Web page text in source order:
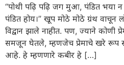
“पोथी पढ़ि पढ़ि जग मुआ, पंडित भया
पंडित होय।” खूप मोठे मोठे ग्रंथ
विद्वान झाले नाहीत. पण, ज्याने कोणी
समजून घेतले, म्हणजेच प्रेमाचे खरे रूप
आहे. हे म्हणणारे कबीर हे […]